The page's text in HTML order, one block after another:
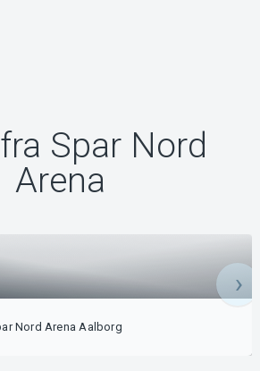
Spar Nord
Arena
Nord Arena Aalborg